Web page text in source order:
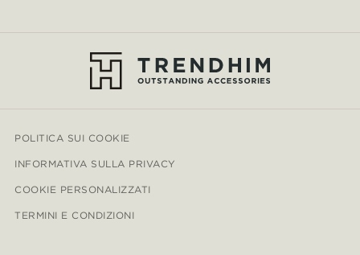
POLITICA SUI COOKIE
INFORMATIVA SULLA PRIVACY
COOKIE PERSONALIZZATI
TERMINI E CONDIZIONI